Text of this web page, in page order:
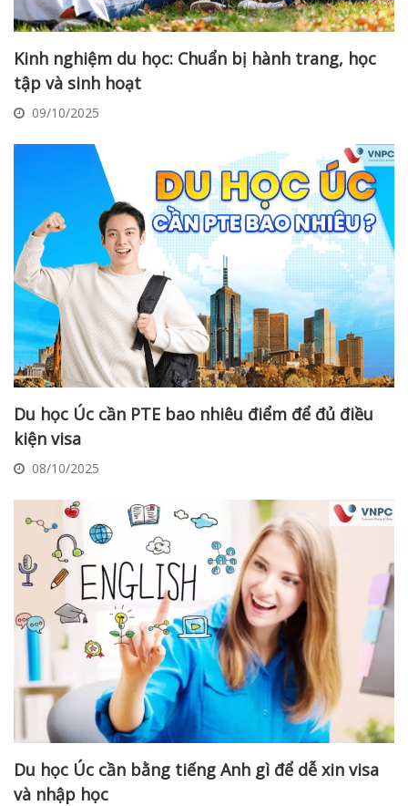
Kinh nghiệm du học: Chuẩn bị hành trang, học
tập và sinh hoạt
09/10/2025
Du học Úc cần PTE bao nhiêu điểm để đủ điều
kiện visa
08/10/2025
Du học Úc cần bằng tiếng Anh gì để dễ xin visa
và nhập học